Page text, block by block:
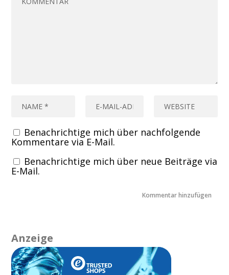
Benachrichtige mich über nachfolgende
Kommentare via E-Mail.
Benachrichtige mich über neue Beiträge via
E-Mail.
Anzeige